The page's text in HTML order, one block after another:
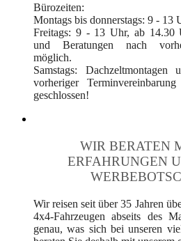
Bürozeiten:
Montags bis donnerstags: 9 - 13
Freitags: 9 - 13 Uhr, ab 14.30
und Beratungen nach
möglich.
Samstags:
vorheriger
geschlossen!
WIR BERATEN
ERFAHRUNGEN
Wir reisen seit über 35 Jahren
4x4-Fahrzeugen abseits des
genau, was sich bei unseren